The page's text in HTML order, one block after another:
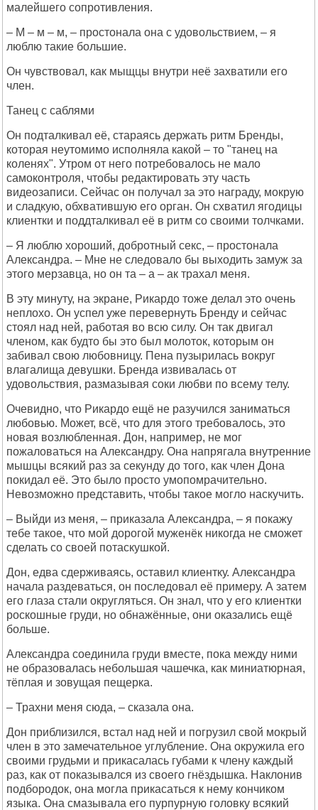
малейшего сопротивления.
– М – м – м, – простонала она с удовольствием, – я
люблю такие большие.
Он чувствовал, как мыщцы внутри неё захватили его
член.
Танец с саблями
Он подталкивал её, стараясь держать ритм Бренды,
которая неутомимо исполняла какой – то "танец на
коленях". Утром от него потребовалось не мало
самоконтроля, чтобы редактировать эту часть
видеозаписи. Сейчас он получал за это награду, мокрую
и сладкую, обхватившую его орган. Он схватил ягодицы
клиентки и поддталкивал её в ритм со своими толчками.
– Я люблю хороший, добротный секс, – простонала
Александра. – Мне не следовало бы выходить замуж за
этого мерзавца, но он та – а – ак трахал меня.
В эту минуту, на экране, Рикардо тоже делал это очень
неплохо. Он успел уже перевернуть Бренду и сейчас
стоял над ней, работая во всю силу. Он так двигал
членом, как будто бы это был молоток, которым он
забивал свою любовницу. Пена пузырилась вокруг
влагалища девушки. Бренда извивалась от
удовольствия, размазывая соки любви по всему телу.
Очевидно, что Рикардо ещё не разучился заниматься
любовью. Может, всё, что для этого требовалось, это
новая возлюбленная. Дон, например, не мог
пожаловаться на Александру. Она напрягала внутренние
мышцы всякий раз за секунду до того, как член Дона
покидал её. Это было просто умопомрачительно.
Невозможно представить, чтобы такое могло наскучить.
– Выйди из меня, – приказала Александра, – я покажу
тебе такое, что мой дорогой муженёк никогда не сможет
сделать со своей потаскушкой.
Дон, едва сдерживаясь, оставил клиентку. Александра
начала раздеваться, он последовал её примеру. А затем
его глаза стали округляться. Он знал, что у его клиентки
роскошные груди, но обнажённые, они оказались ещё
больше.
Александра соединила груди вместе, пока между ними
не образовалась небольшая чашечка, как миниатюрная,
тёплая и зовущая пещерка.
– Трахни меня сюда, – сказала она.
Дон приблизился, встал над ней и погрузил свой мокрый
член в это замечательное углубление. Она окружила его
своими грудьми и прикасалась губами к члену каждый
раз, как от показывался из своего гнёздышка. Наклонив
подбородок, она могла прикасаться к нему кончиком
языка. Она смазывала его пурпурную головку всякий